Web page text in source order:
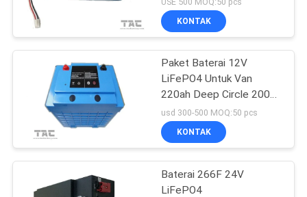
KONTAK
Paket Baterai 12V
LiFePO4 Untuk Van
220ah Deep Circle 2000
Kali
usd 300-500 MOQ:50 pcs
KONTAK
Baterai 266F 24V
LiFePO4